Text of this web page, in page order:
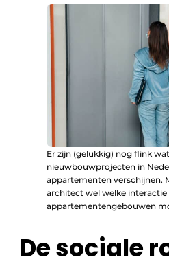
Er zijn (gelukkig) nog flink
nieuwbouwprojecten in
appartementen verschijnen.
architect wel welke
appartementengebouwen
De sociale